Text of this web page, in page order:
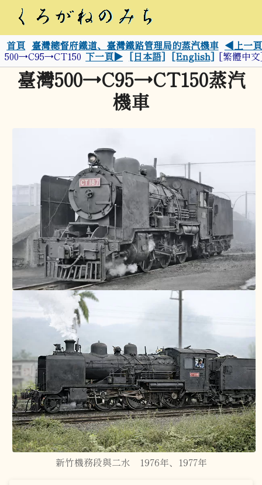
首頁 臺灣總督府鐵道、臺灣鐵路管理局的蒸汽機車 ◀上一頁
500→C95→CT150 下一頁▶ [日本語] [English] [繁體中
臺灣500→C95→CT150蒸汽
機車
新竹機務段與二水 1976年、1977年